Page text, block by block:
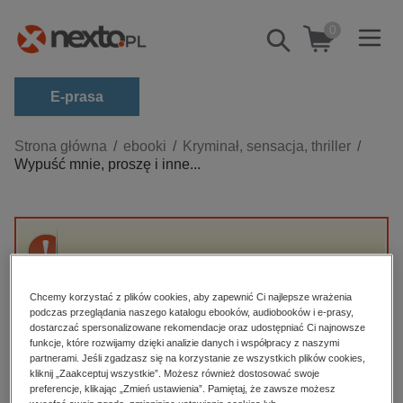
Pokaż/schowaj
wyszukiwarkę
0
E-prasa
Kategorie
Zobacz wszystkie E-prasa
budownictwo, aranżacja wnętrz
dzienniki
edukacja
hobby, sport, rozrywka
komputery, internet, technologie, informatyka
Strona główna ebooki
Kryminał, sensacja, thriller
Wypuść mnie, proszę i inne...
Przepraszamy, ale produkt „Wypuść mnie,
High-contrast mode
Polecane
Chcemy korzystać z plików cookies, aby zapewnić Ci najlepsze wrażenia
podczas przeglądania naszego katalogu ebooków, audiobooków i e-prasy,
dostarczać spersonalizowane rekomendacje oraz udostępniać Ci najnowsze
funkcje, które rozwijamy dzięki analizie danych i współpracy z naszymi
partnerami. Jeśli zgadzasz się na korzystanie ze wszystkich plików cookies,
kliknij „Zaakceptuj wszystkie”. Możesz również dostosować swoje
preferencje, klikając „Zmień ustawienia”. Pamiętaj, że zawsze możesz